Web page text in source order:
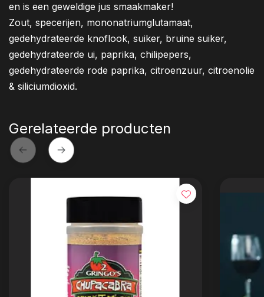
en is een geweldige jus smaakmaker!
Zout, specerijen, mononatriumglutamaat,
gedehydrateerde knoflook, suiker, bruine suiker,
gedehydrateerde ui, paprika, chilipepers,
gedehydrateerde rode paprika, citroenzuur, citroenolie
& siliciumdioxid.
Gerelateerde producten